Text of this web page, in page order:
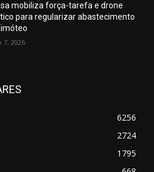
mobiliza força-tarefa e drone
para regularizar abastecimento
7, 2026
6256
2724
1795